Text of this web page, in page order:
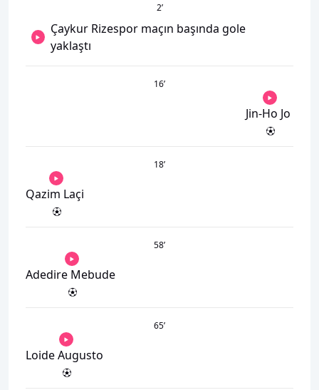
2’
Çaykur Rizespor maçın başında gole
yaklaştı
16’
Jin-Ho Jo
18’
Qazim Laçi
58’
Adedire Mebude
65’
Loide Augusto